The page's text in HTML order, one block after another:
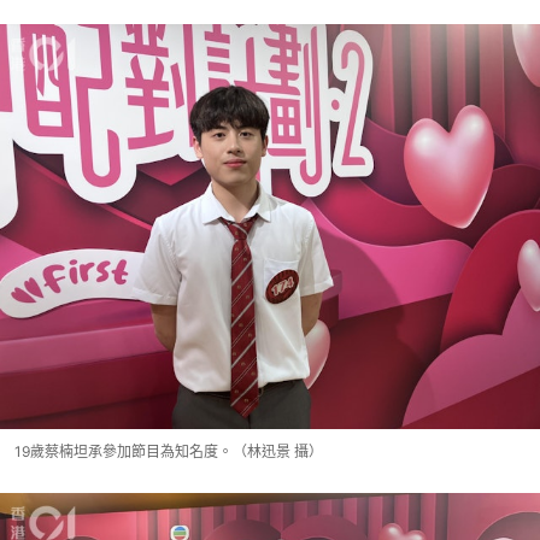
19歲蔡楠坦承參加節目為知名度。（林迅景 攝）